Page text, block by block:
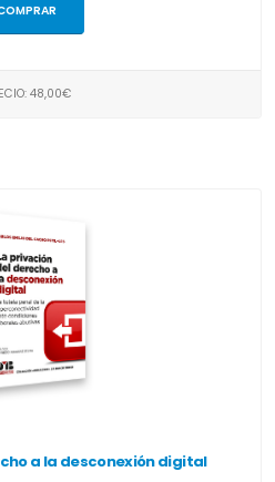
48,00€
a la desconexión digital